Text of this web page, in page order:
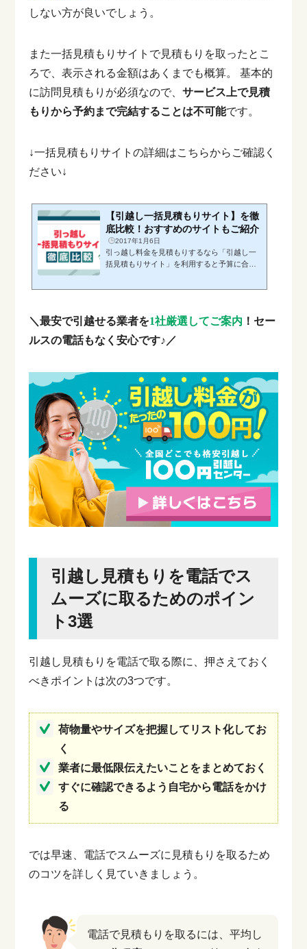
しない方が良いでしょう。
また一括見積もりサイトで見積もりを取ったとこ
ろで、表示される金額はあくまでも概算。
基本的
に訪問見積もりが必須なので、サービス上で見積
もりから予約まで完結することは不可能です。
↓一括見積もりサイトの詳細はこちらからご確認く
ださい↓
【引越し一括見積もりサイト】を徹
底比較！おすすめのサイトもご紹介
2017年1月6日
引っ越し料金を見積もりするなら「引越し一
括見積もりサイト」を利用すると予算に合っ
もりサイトの選び方や利用のポイントに焦点
を当て、スムーズな引っ越しを実現するため
のおすすめのサイトをご紹介します。記事の
い。 1.引越し一括見積もりサイト13社の特徴
を比較 1-1.SUUMO引...
＼最安で引越せる業者を1社厳選してご案内 ！セー
ルスの電話もなく安心です♪／
引越し見積もりを電話でス
ムーズに取るためのポイン
ト3選
引越し見積もりを電話で取る際に、押さえておく
べきポイントは次の3つです。
荷物量やサイズを把握してリスト化してお
く
業者に最低限伝えたいことをまとめておく
すぐに確認できるよう自宅から電話をかけ
る
では早速、電話でスムーズに見積もりを取るため
のコツを詳しく見ていきましょう。
電話で見積もりを取るには、平均し